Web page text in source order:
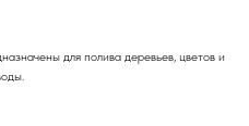
для полива деревьев, цветов и